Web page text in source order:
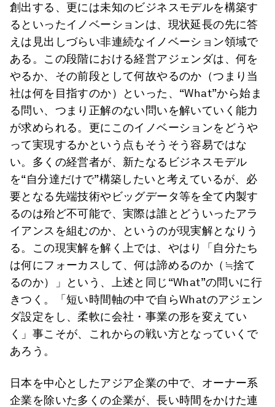
創出する、更には未知のビジネスモデルを構築す
るといったイノベーションは、現状延長の先に答
えは見出しづらい非連続なイノベーション領域で
ある。この段階における経営アジェンダは、何を
やるか、その前段として何故やるのか（つまり当
社は何を目指すのか）といった、“What”から始ま
る問い、つまり正解のない問いを解いていく能力
が求められる。更にこのイノベーションをどうや
って実現するかという点もそうそう容易ではな
い。多くの経営者が、新たなるビジネスモデル
を“自分達だけで”構築したいと考えているが、必
要となる先端技術やビッグデータ等を全て内製す
るのは殆ど不可能で、実際は誰とどういったアラ
イアンスを組むのか、というのが現実解となりう
る。この現実解を解く上では、やはり「自分たち
は何にフォーカスして、何は諦めるのか（≒捨て
るのか）」という、上述と同じ“What”の問いに行
きつく。「短い時間軸の中で自らWhatのアジェン
ダ設定をし、柔軟に会社・事業の形を変えてい
く」事こそが、これからの戦い方となっていくで
あろう。
日本を中心としたアジア企業の中で、オーナー系
企業を除いた多くの企業が、長い時間をかけた連